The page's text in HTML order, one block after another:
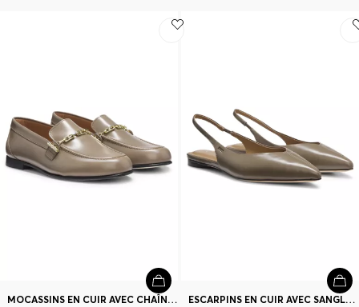
Magasins
Langue (CA C$)
MOCASSINS EN CUIR AVEC CHAÎNE DÉCORATIVE ET DÉTAIL LOGO ESCARPINS EN CUIR AVEC SANGLE SUR TALON OUVERT